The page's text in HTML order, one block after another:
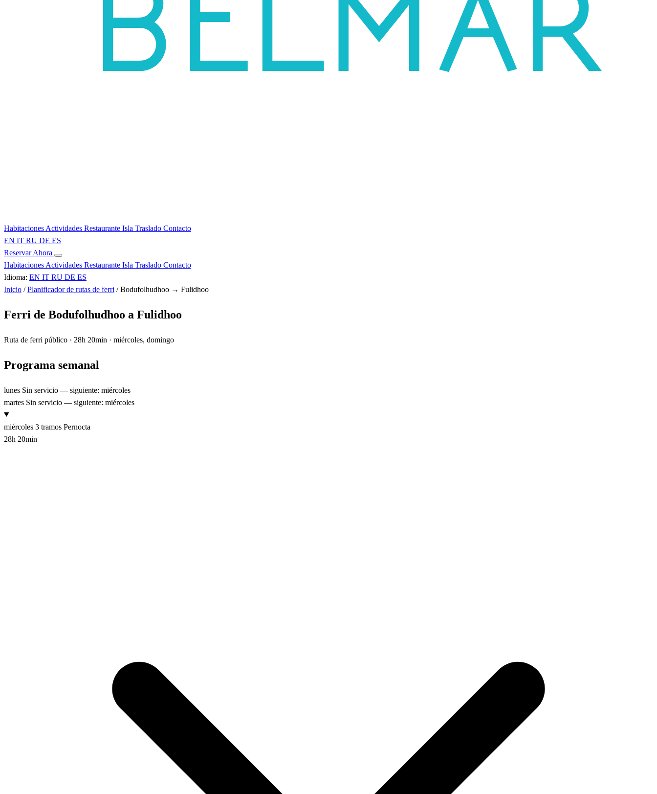
Habitaciones Actividades Restaurante Isla Traslado Contacto
EN IT RU DE ES
Reservar Ahora
Habitaciones Actividades Restaurante Isla Traslado Contacto
Idioma: EN IT RU DE ES
Inicio / Planificador de rutas de ferri / Bodufolhudhoo → Fulidhoo
Ferri de Bodufolhudhoo a Fulidhoo
Ruta de ferri público · 28h 20min · miércoles, domingo
Programa semanal
lunes Sin servicio — siguiente: miércoles
martes Sin servicio — siguiente: miércoles
miércoles 3 tramos Pernocta
28h 20min